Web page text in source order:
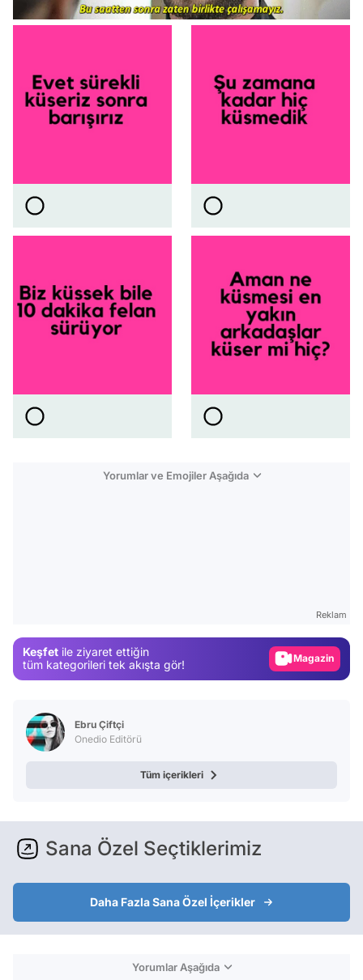
Yorumlar ve Emojiler Aşağıda
Reklam
Keşfet ile ziyaret ettiğin
tüm kategorileri tek akışta gör!
Video
Ebru Çiftçi
Onedio Editörü
Tüm içerikleri
Sana Özel Seçtiklerimiz
Daha Fazla Sana Özel İçerikler
Yorumlar Aşağıda